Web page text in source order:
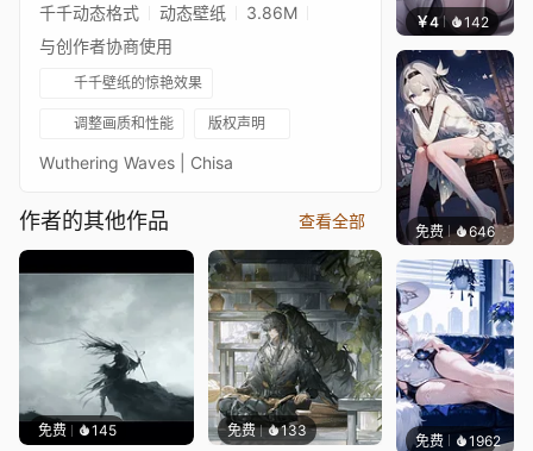
千千动态格式 动态壁纸
3.86M
与创作者协商使用
千千壁纸的惊艳效果
调整画质和性能 版权声明
Wuthering Waves | Chisa
作者的其他作品 查看全部
免费 145 免费 133
￥4 142 豆子
免费 646渔小小
免费 1962豆子